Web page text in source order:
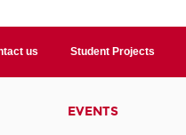
us Student Projects
EVENTS